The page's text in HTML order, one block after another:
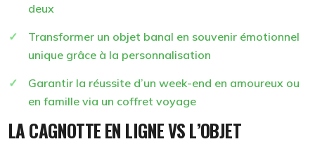
deux
Transformer un objet banal en souvenir émotionnel
unique grâce à la personnalisation
Garantir la réussite d’un week-end en amoureux ou
en famille via un coffret voyage
LA CAGNOTTE EN LIGNE VS L’OBJET